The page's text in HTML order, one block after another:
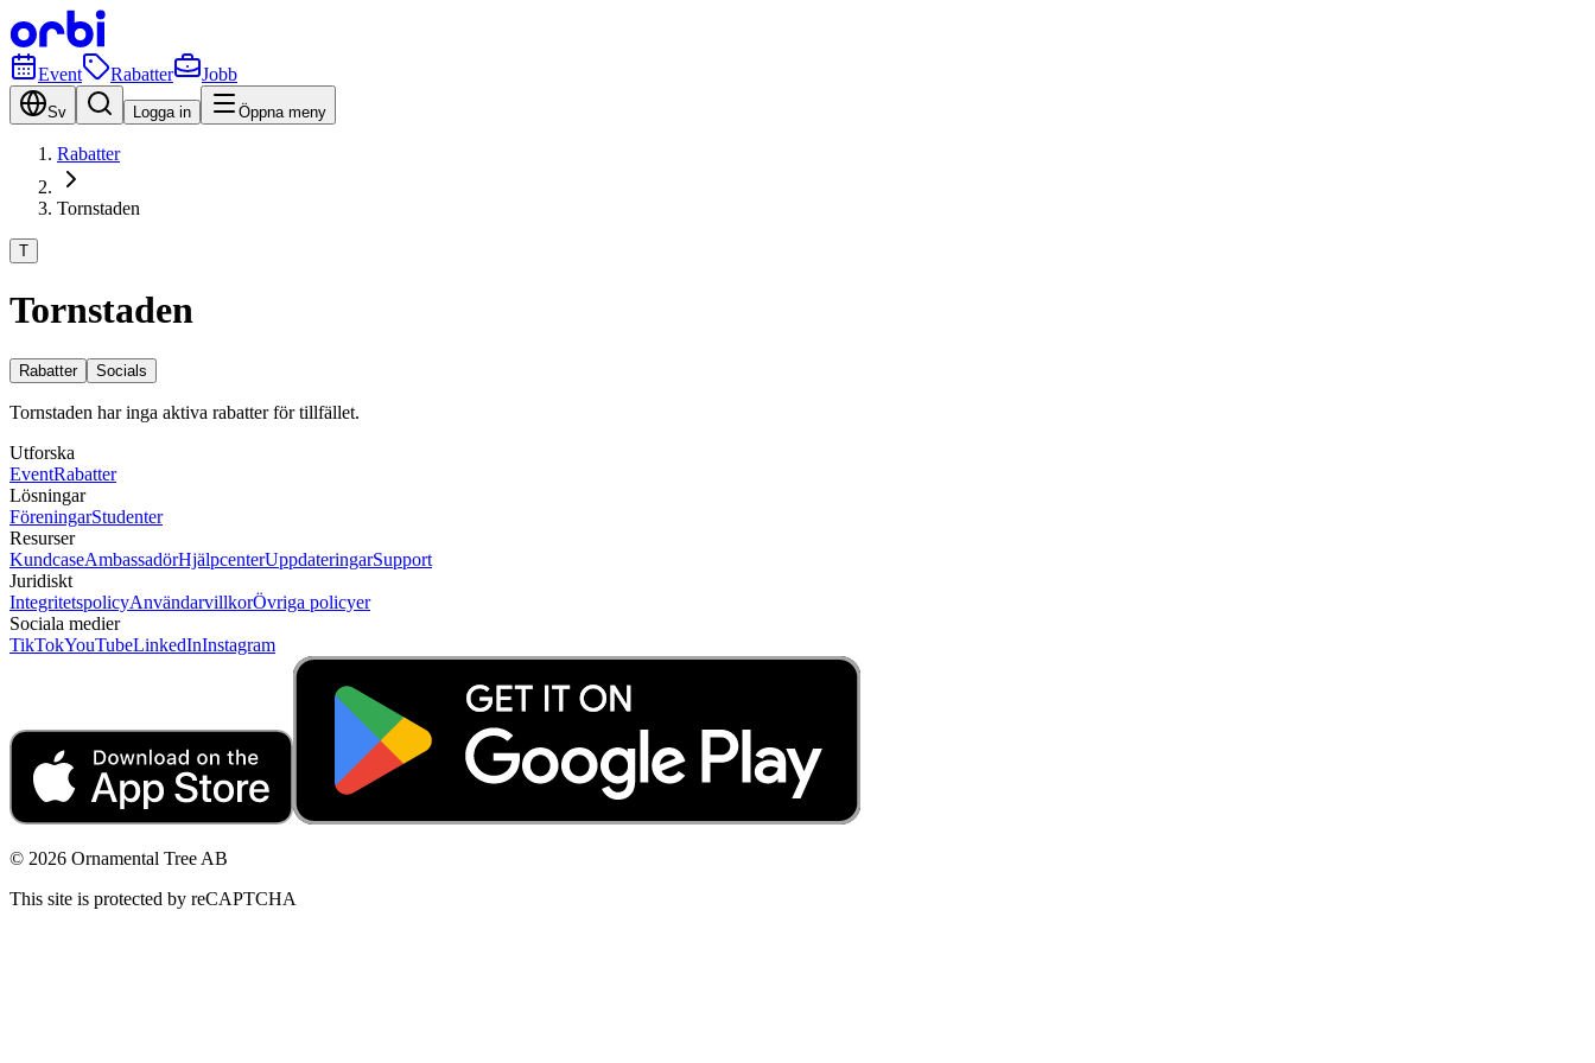
Event Rabatter Jobb
Sv Logga in Öppna meny
Rabatter
Tornstaden
T
Tornstaden
Rabatter Socials
Tornstaden har inga aktiva rabatter för tillfället.
Utforska
EventRabatter
Lösningar
FöreningarStudenter
Resurser
KundcaseAmbassadörHjälpcenterUppdateringarSupport
Juridiskt
IntegritetspolicyAnvändarvillkorÖvriga policyer
Sociala medier
TikTokYouTubeLinkedInInstagram
© 2026 Ornamental Tree AB
This site is protected by reCAPTCHA